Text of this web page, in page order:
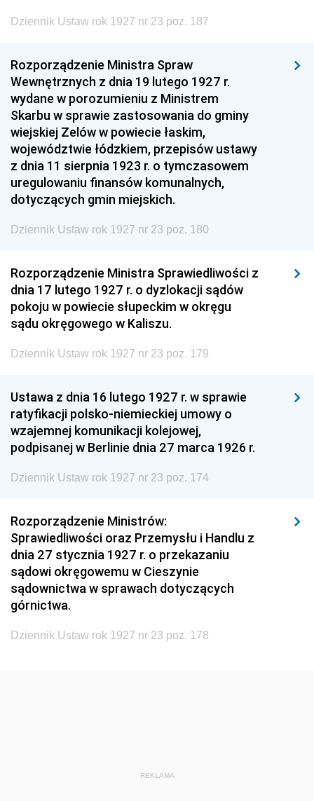
Dziennik Ustaw rok 1927 nr 23 poz. 187
Rozporządzenie Ministra Spraw
Wewnętrznych z dnia 19 lutego 1927 r.
wydane w porozumieniu z Ministrem
Skarbu w sprawie zastosowania do gminy
wiejskiej Zelów w powiecie łaskim,
województwie łódzkiem, przepisów ustawy
z dnia 11 sierpnia 1923 r. o tymczasowem
uregulowaniu finansów komunalnych,
dotyczących gmin miejskich.
Dziennik Ustaw rok 1927 nr 23 poz. 180
Rozporządzenie Ministra Sprawiedliwości z
dnia 17 lutego 1927 r. o dyzlokacji sądów
pokoju w powiecie słupeckim w okręgu
sądu okręgowego w Kaliszu.
Dziennik Ustaw rok 1927 nr 23 poz. 179
Ustawa z dnia 16 lutego 1927 r. w sprawie
ratyfikacji polsko-niemieckiej umowy o
wzajemnej komunikacji kolejowej,
podpisanej w Berlinie dnia 27 marca 1926 r.
Dziennik Ustaw rok 1927 nr 23 poz. 174
Rozporządzenie Ministrów:
Sprawiedliwości oraz Przemysłu i Handlu z
dnia 27 stycznia 1927 r. o przekazaniu
sądowi okręgowemu w Cieszynie
sądownictwa w sprawach dotyczących
górnictwa.
Dziennik Ustaw rok 1927 nr 23 poz. 178
REKLAMA